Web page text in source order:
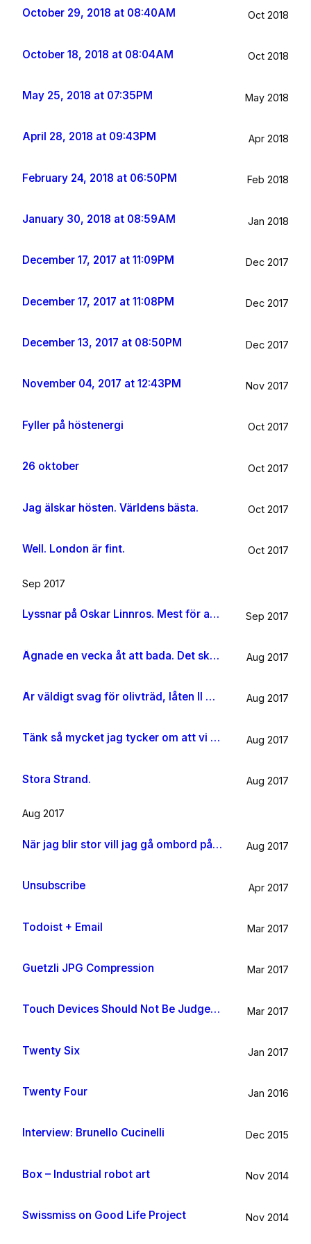
October 29, 2018 at 08:40AM Oct 2018
October 18, 2018 at 08:04AM Oct 2018
May 25, 2018 at 07:35PM May 2018
April 28, 2018 at 09:43PM Apr 2018
February 24, 2018 at 06:50PM Feb 2018
January 30, 2018 at 08:59AM Jan 2018
December 17, 2017 at 11:09PM Dec 2017
December 17, 2017 at 11:08PM Dec 2017
December 13, 2017 at 08:50PM Dec 2017
November 04, 2017 at 12:43PM Nov 2017
Fyller på höstenergi Oct 2017
26 oktober Oct 2017
Jag älskar hösten. Världens bästa. Oct 2017
Well. London är fint. Oct 2017
Sep 2017
Lyssnar på Oskar Linnros. Mest för att det känns rätt. Oavsett. Sep 2017
Ägnade en vecka åt att bada. Det ska jag göra någon mer gång i livet. Aug 2017
Är väldigt svag för olivträd, låten Il mondo och motljus som möter vacker utsikt. Så lever lite på känslan av Grekland ett tag till. Aug 2017
Tänk så mycket jag tycker om att vi har kossor på vägen till sommarhuset. Aug 2017
Stora Strand. Aug 2017
Aug 2017
När jag blir stor vill jag gå ombord på en sån dära båt och äta gifflar och dricka något gott. Bara för att det känns som något jag skulle tycka om. Aug 2017
Unsubscribe Apr 2017
Todoist + Email Mar 2017
Guetzli JPG Compression Mar 2017
Touch Devices Should Not Be Judged By Their Size Mar 2017
Twenty Six Jan 2017
Twenty Four Jan 2016
Interview: Brunello Cucinelli Dec 2015
Box – Industrial robot art Nov 2014
Swissmiss on Good Life Project Nov 2014